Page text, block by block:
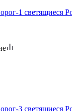
1 светящиеся
3 светящиеся